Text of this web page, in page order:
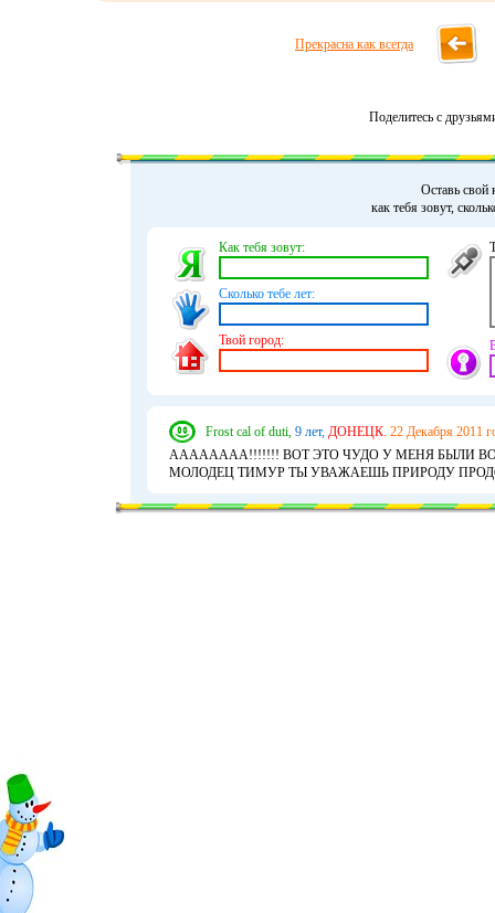
Прекрасна как всегда
Поделитесь с
Оставь свой
как тебя зовут,
Как тебя зовут:
Сколько тебе лет:
Твой город:
Frost cal of duti, 9 лет, ДОНЕЦК. 22 Декабря 2011
АААААААА!!!!!!! ВОТ ЭТО ЧУДО У МЕНЯ БЫЛИ
МОЛОДЕЦ ТИМУР ТЫ УВАЖАЕШЬ ПРИРОДУ